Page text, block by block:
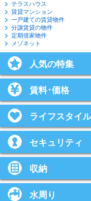
テラスハウス
賃貸マンション
一戸建ての賃貸物件
分譲賃貸の物件
定期借家物件
メゾネット
人気の特集
賃料･価格
ライフスタイル
セキュリティ
収納
水周り